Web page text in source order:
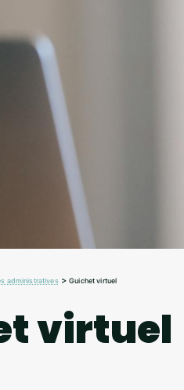
administratives>Guichet virtuel
virtuel